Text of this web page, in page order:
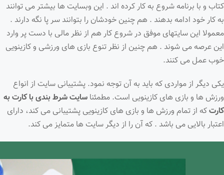
کتاب و با برنامه شروع به کار کرده اند . این وبسایت ها بیشتر می توانند
به کار خود ادامه بدهند . هم چنین خودشان را بتوانند سر پا نگه دارند .
معمولا این سایتهای موفق در شروع کار هم از نظر مالی با دست پر وارد
این عرصه می شوند . هم چنین از نظر تنوع بازی های ورزشی و کازینویی
خوب عمل می کنند.
یکی دیگر از مواردی که باید به آن توجه نمود. پشتیبانی سایت از انواع
ورزش ها و بازی های کازینویی است. مطمئنا سایت شرط بندیبا کارت به
کارتکه از تمام ورزش ها و بازی های کازینویی پشتیبانی می کند، دارای
اعتبار بالایی می باشد . که آن را از دیگر سایت ها متمایز می کند.